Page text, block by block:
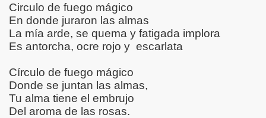
Circulo de fuego mágico
En donde juraron las almas
La mía arde, se quema y fatigada implora
Es antorcha, ocre rojo y escarlata
Círculo de fuego mágico
Donde se juntan las almas,
Tu alma tiene el embrujo
Del aroma de las rosas.